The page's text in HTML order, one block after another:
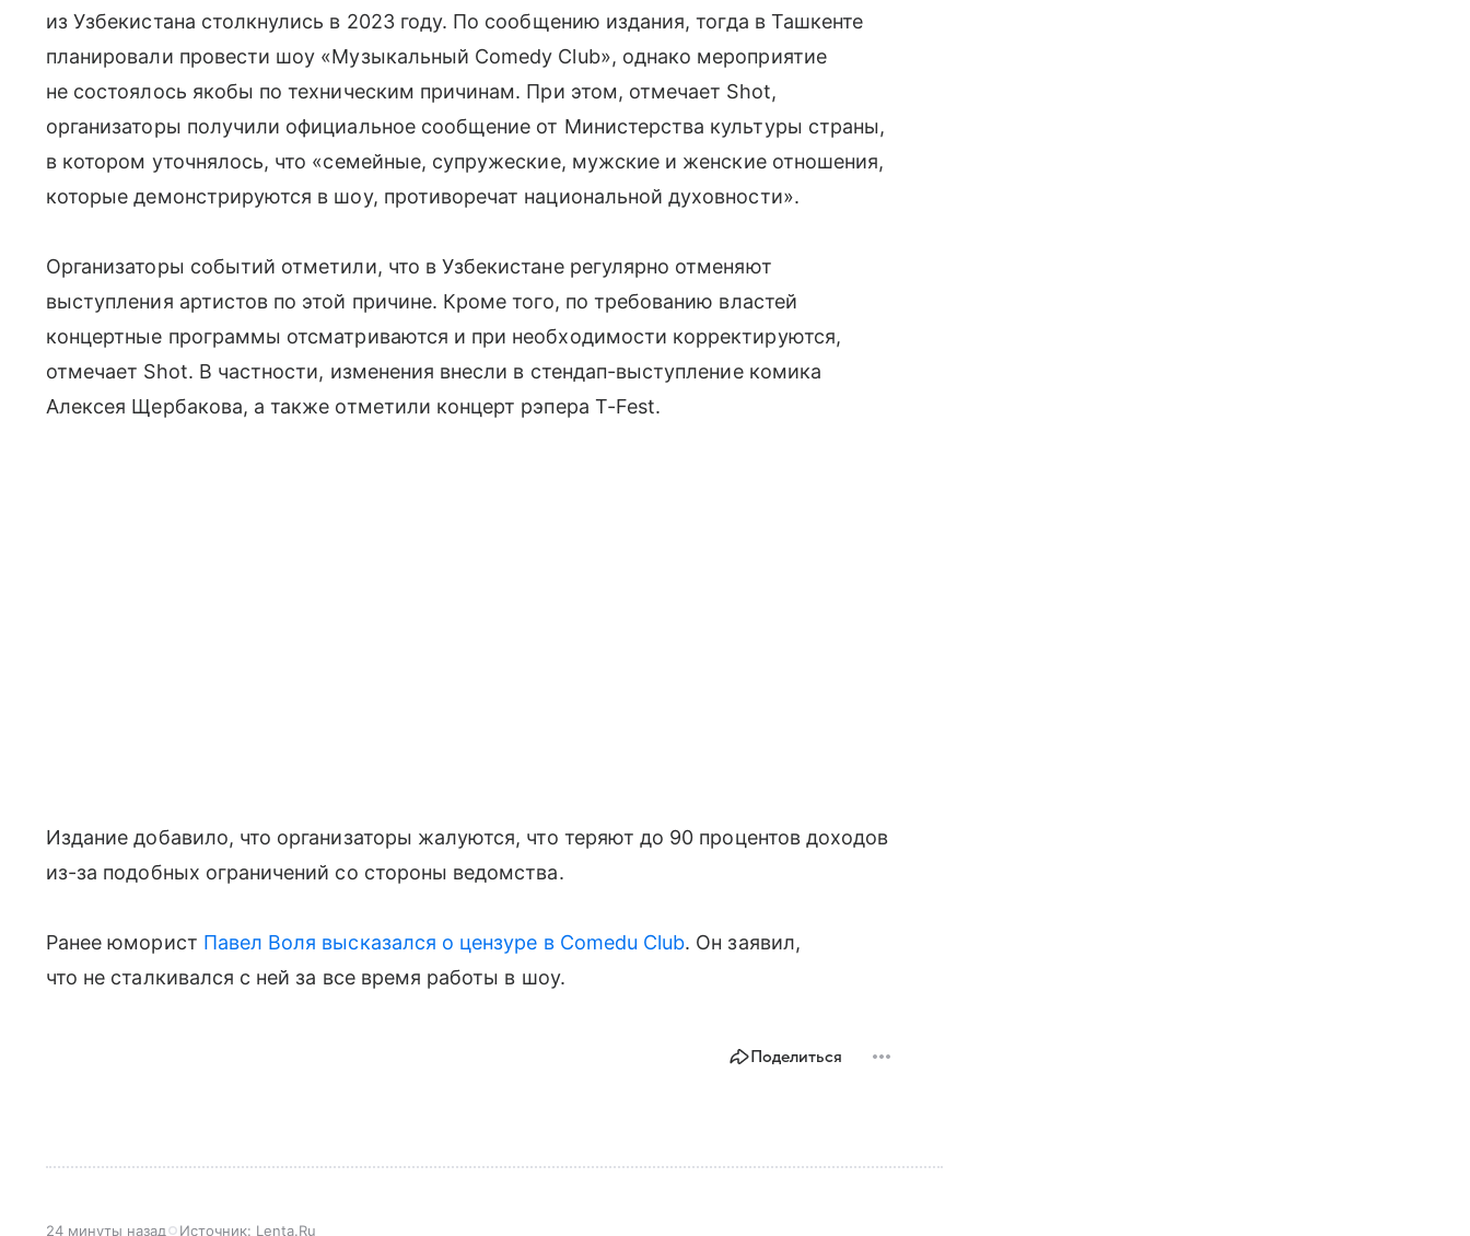
из Узбекистана столкнулись в 2023 году. По сообщению издания, тогда в Ташкенте
планировали провести шоу «Музыкальный Comedy Club», однако мероприятие
не состоялось якобы по техническим причинам. При этом, отмечает Shot,
организаторы получили официальное сообщение от Министерства культуры страны,
в котором уточнялось, что «семейные, супружеские, мужские и женские отношения,
которые демонстрируются в шоу, противоречат национальной духовности».
Организаторы событий отметили, что в Узбекистане регулярно отменяют
выступления артистов по этой причине. Кроме того, по требованию властей
концертные программы отсматриваются и при необходимости корректируются,
отмечает Shot. В частности, изменения внесли в стендап-выступление комика
Алексея Щербакова, а также отметили концерт рэпера T-Fest.
Издание добавило, что организаторы жалуются, что теряют до 90 процентов доходов
из-за подобных ограничений со стороны ведомства.
Ранее юморист Павел Воля высказался о цензуре в Comedu Club. Он заявил,
что не сталкивался с ней за все время работы в шоу.
Поделиться
24 минуты назад Источник: Lenta.Ru